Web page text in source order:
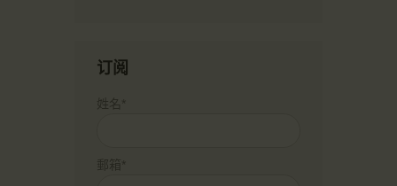
订阅
姓名*
郵箱*